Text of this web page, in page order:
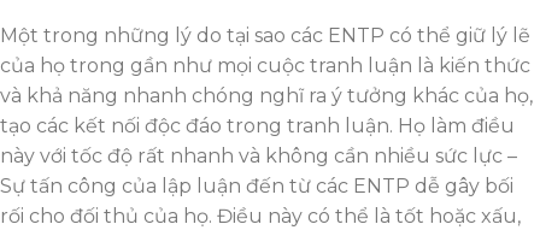
Một trong những lý do tại sao các ENTP có thể giữ lý lẽ
của họ trong gần như mọi cuộc tranh luận là kiến ​​thức
và khả năng nhanh chóng nghĩ ra ý tưởng khác của họ,
tạo các kết nối độc đáo trong tranh luận. Họ làm điều
này với tốc độ rất nhanh và không cần nhiều sức lực –
Sự tấn công của lập luận đến từ các ENTP dễ gây bối
rối cho đối thủ của họ. Điều này có thể là tốt hoặc xấu,